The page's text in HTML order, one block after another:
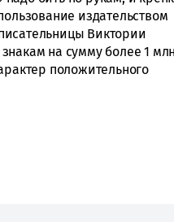
издательством
Виктории
на сумму более 1
положительного